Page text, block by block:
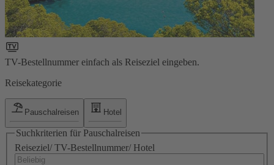
TV-Bestellnummer einfach als Reiseziel eingeben.
Reisekategorie
Pauschalreisen Hotel
Suchkriterien für Pauschalreisen
Reiseziel/ TV-Bestellnummer/ Hotel